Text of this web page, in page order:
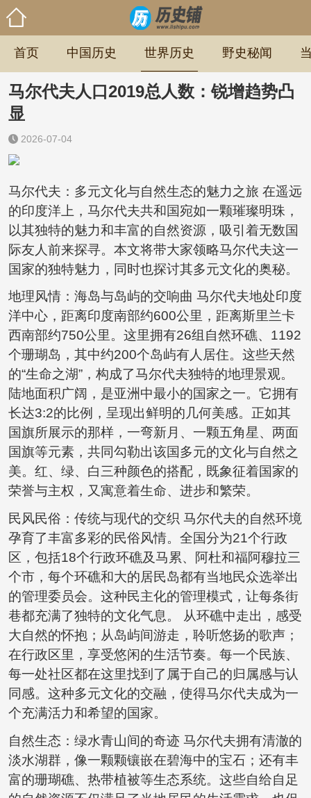
首页 中国历史 世界历史 野史秘闻
马尔代夫人口2019总人数：锐增趋势凸
显
2026-07-04
马尔代夫：多元文化与自然生态的魅力之旅 在遥远
的印度洋上，马尔代夫共和国宛如一颗璀璨明珠，
以其独特的魅力和丰富的自然资源，吸引着无数国
际友人前来探寻。本文将带大家领略马尔代夫这一
国家的独特魅力，同时也探讨其多元文化的奥秘。
地理风情：海岛与岛屿的交响曲 马尔代夫地处印度
洋中心，距离印度南部约600公里，距离斯里兰卡
西南部约750公里。这里拥有26组自然环礁、1192
个珊瑚岛，其中约200个岛屿有人居住。这些天然
的“生命之湖”，构成了马尔代夫独特的地理景观。
陆地面积广阔，是亚洲中最小的国家之一。它拥有
长达3:2的比例，呈现出鲜明的几何美感。正如其
国旗所展示的那样，一弯新月、一颗五角星、两面
国旗等元素，共同勾勒出该国多元的文化与自然之
美。红、绿、白三种颜色的搭配，既象征着国家的
荣誉与主权，又寓意着生命、进步和繁荣。
民风民俗：传统与现代的交织 马尔代夫的自然环境
孕育了丰富多彩的民俗风情。全国分为21个行政
区，包括18个行政环礁及马累、阿杜和福阿穆拉三
个市，每个环礁和大的居民岛都有当地民众选举出
的管理委员会。这种民主化的管理模式，让每条街
巷都充满了独特的文化气息。 从环礁中走出，感受
大自然的怀抱；从岛屿间游走，聆听悠扬的歌声；
在行政区里，享受悠闲的生活节奏。每一个民族、
每一处社区都在这里找到了属于自己的归属感与认
同感。这种多元文化的交融，使得马尔代夫成为一
个充满活力和希望的国家。
自然生态：绿水青山间的奇迹 马尔代夫拥有清澈的
淡水湖群，像一颗颗镶嵌在碧海中的宝石；还有丰
富的珊瑚礁、热带植被等生态系统。这些自给自足